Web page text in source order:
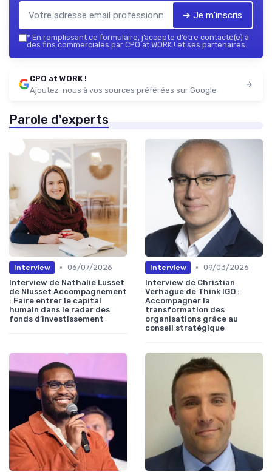
➔ Je m'inscris
* En remplissant ce formulaire, j’accepte d’être contacté(e) à
des fins commerciales par CPO at WORK ! et ses partenaires.
CPO at WORK !
Ajoutez-nous à vos sources préférées sur Google
Parole d'experts
Interview • 06/07/2026
Interview de Nathalie Lusset
de Nlusset Accompagnement
: Faire entrer le capital
humain dans le radar des
fonds d’investissement
Interview • 09/03/2026
Interview de Christian
Verhague de Think IGO :
Accompagner la
transformation des
organisations grâce au
conseil stratégique